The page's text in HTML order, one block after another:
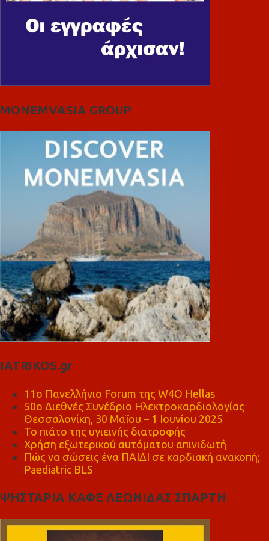
MONEMVASIA GROUP
IATRIKOS.gr
11ο Πανελλήνιο Forum της W4O Hellas
50ο Διεθνές Συνέδριο Ηλεκτροκαρδιολογίας
Θεσσαλονίκη, 30 Μαΐου – 1 Ιουνίου 2025
Το πιάτο της υγιεινής διατροφής
Χρήση εξωτερικού αυτόματου απινιδωτή
Πώς να σώσεις ένα ΠΑΙΔΙ σε καρδιακή ανακοπή;
Paediatric BLS
ΨΗΣΤΑΡΙΑ ΚΑΦΕ ΛΕΩΝΙΔΑΣ ΣΠΑΡΤΗ